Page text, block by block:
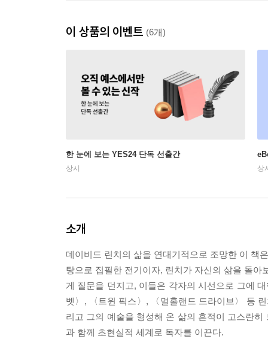
이 상품의 이벤트 (6개)
한 눈에 보는 YES24 단독 선출간
상시 상
소개
데이비드 린치의 삶을 연대기적으로 조망한 이 책
탕으로 집필한 전기이자, 린치가 자신의 삶을 돌
게 질문을 던지고, 이들은 각자의 시선으로 그에
벳〉, 〈트윈 픽스〉, 〈멀홀랜드 드라이브〉 등
리고 그의 예술을 형성해 온 삶의 흔적이 고스란
과 함께 초현실적 세계로 독자를 이끈다.